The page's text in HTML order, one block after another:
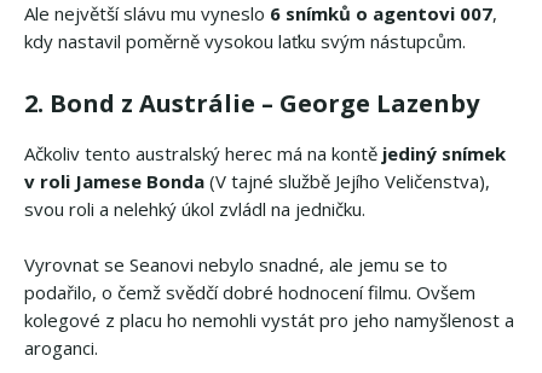
Ale největší slávu mu vyneslo 6 snímků o agentovi 007,
kdy nastavil poměrně vysokou laťku svým nástupcům.
2. Bond z Austrálie – George Lazenby
Ačkoliv tento australský herec má na kontě jediný snímek
v roli Jamese Bonda (V tajné službě Jejího Veličenstva),
svou roli a nelehký úkol zvládl na jedničku.
Vyrovnat se Seanovi nebylo snadné, ale jemu se to
podařilo, o čemž svědčí dobré hodnocení filmu. Ovšem
kolegové z placu ho nemohli vystát pro jeho namyšlenost a
aroganci.